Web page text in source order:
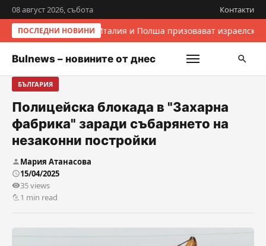
08 август 2026, събота Контакти
ПОСЛЕДНИ НОВИНИ Италия и Полша призовават
Bulnews – новините от днес
БЪЛГАРИЯ
Полицейска блокада в "Захарна
фабрика" заради събарянето на
незаконни постройки
Мария Атанасова
15/04/2025
35 views
1 min read